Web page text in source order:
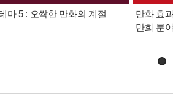
마 5 : 오싹한 만화의 계절
만화 효
만화 분